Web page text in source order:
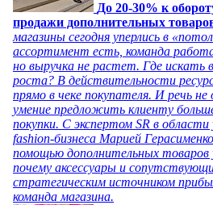
До 20-30% к
продажи дополнительных
магазины сегодня уперлись в
ассортимент есть, команда
но выручка не растет. Где искать
роста? В действительности
прямо в чеке покупателя. И речь
умение предложить клиенту
покупки. С экспертом SR в области
fashion-бизнеса Марией
помощью дополнительных
почему аксессуары и
стратегическим источником
команда магазина.